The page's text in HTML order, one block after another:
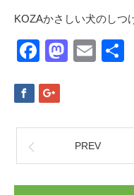
KOZAかさしい犬のしつ
Facebook
PREV